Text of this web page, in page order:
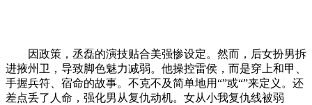
因政策，丞磊的演技贴合美强惨设定。然而，后女扮男拆
进掖州卫，导致脚色魅力减弱。他操控雷侯，而是穿上和甲、
手握兵符、宿命的故事。不克不及简单地用“”或“”来定义。还
差点丢了人命，强化男从复仇动机。女从小我复仇线被弱